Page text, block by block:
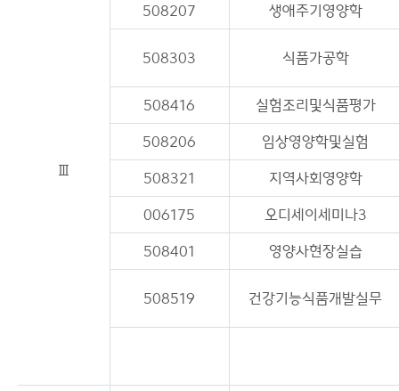
Ⅲ
508207
생애주기영양학
508303 식품가공학
508416
실험조리및식품평가
508206
임상영양학및실험
508321
지역사회영양학
006175
오디세이세미나3
508401
영양사현장실습
508519 건강기능식품개발실무